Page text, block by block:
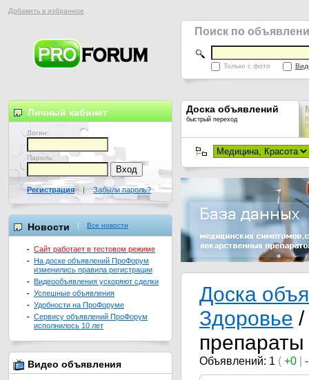
Добавить в избранное
Поиск по
Только с фото
Доска объявлений
быстрый переход
Доска
Здоровье /
препараты
Объявлений: 1 ( +0 |
Личный кабинет
Логин:
Пароль:
Регистрация | Забыли пароль?
Новости Все новости
- Сайт работает в тестовом режиме
- На доске объявлений ПроФорум
изменились правила регистрации
- Видеообъявления ускоряют сделки
- Успешные объявления
- Удобности на ПроФоруме
- Сервису объявлений ПроФорум
исполнилось 10 лет
Видео объявления